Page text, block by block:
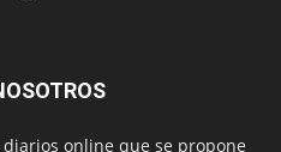
online que se propone